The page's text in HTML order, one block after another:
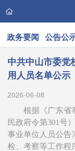
政务要闻 公告公
中共中山市委党
用人员名单公示
2026-06-08
根据《广东省事
民政府令第301号
事业单位人员公告
检、考察等工作程